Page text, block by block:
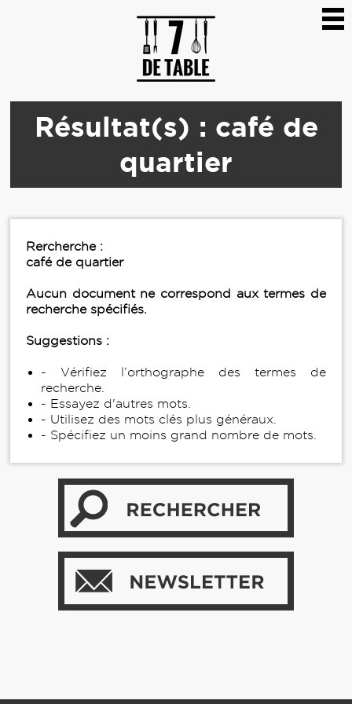
Résultat(s) : café de
quartier
Rercherche :
café de quartier
Aucun document ne correspond aux termes de
recherche spécifiés.
Suggestions :
- Vérifiez l’orthographe des termes de
recherche.
- Essayez d'autres mots.
- Utilisez des mots clés plus généraux.
- Spécifiez un moins grand nombre de mots.